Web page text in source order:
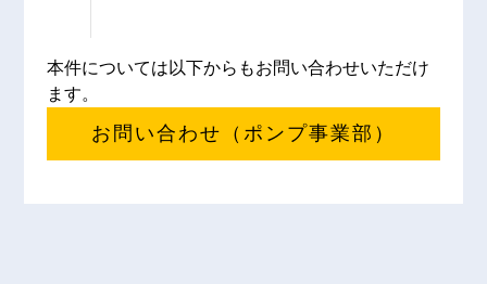
本件については以下からもお問い合わせいただけ
ます。
お問い合わせ（ポンプ事業部）